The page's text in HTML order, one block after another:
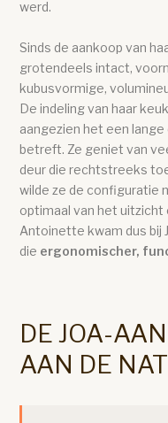
werd.
Sinds de aankoop van
grotendeels intact,
kubusvormige,
De indeling van haar
aangezien het een
betreft. Ze geniet van
deur die rechtstreeks
wilde ze de configuratie
optimaal van het uitzicht
Antoinette kwam dus bij
die ergonomischer,
DE JOA-
AAN DE